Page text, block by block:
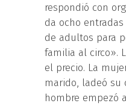
respondió con
da ocho
de adultos para
familia al circo».
el precio. La
marido, ladeó su
hombre empezó